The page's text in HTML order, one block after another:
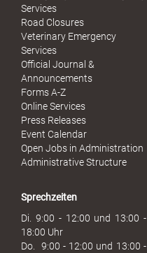
u
h
Services
Road Closures
Veterinary Emergency
Services
Official Journal &
Announcements
Forms A-Z
Online Services
Press Releases
Event Calendar
Open Jobs in Administration
Administrative Structure
Sprechzeiten
Di. 9:00 - 12:00 und 13:00 -
18:00 Uhr
Do. 9:00 - 12:00 und 13:00 -